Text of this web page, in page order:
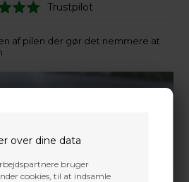
over dine data
bruger
cookies, til at indsamle
Trustpilot
af pilen der gør det nemmere at